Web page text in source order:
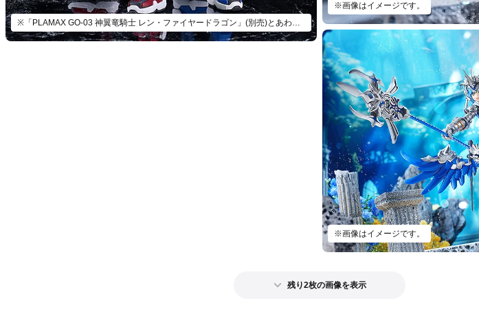
※「PLAMAX GO-03 神翼竜騎士 レン・ファイヤードラゴン」(別売)とあわせて飾ろう。
※画像はイメージです。
※画像はイメージです。
残り2枚の画像を表示